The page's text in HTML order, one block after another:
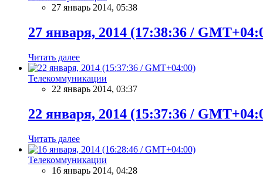
27 январь 2014, 05:38
27 января, 2014 (17:38:36 /
Читать далее
Телекоммуникации
22 январь 2014, 03:37
22 января, 2014 (15:37:36 /
Читать далее
Телекоммуникации
16 январь 2014, 04:28